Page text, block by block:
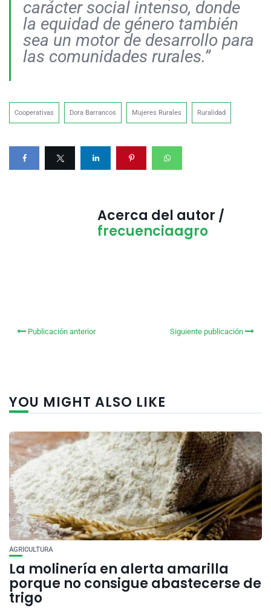
carácter social intenso, donde
la equidad de género también
sea un motor de desarrollo para
las comunidades rurales.”
Cooperativas Dora Barrancos Mujeres Rurales Ruralidad
Acerca del autor /
frecuenciaagro
Publicación anterior Siguiente publicación
YOU MIGHT ALSO LIKE
AGRICULTURA
La molinería en alerta amarilla
porque no consigue abastecerse de
trigo